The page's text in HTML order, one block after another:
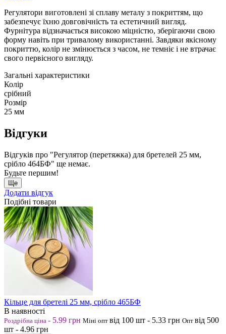
Регулятори виготовлені зі сплаву металу з покриттям, що
забезпечує їхню довговічність та естетичний вигляд.
Фурнітура відзначається високою міцністю, зберігаючи свою
форму навіть при тривалому використанні. Завдяки якісному
покриттю, колір не змінюється з часом, не темніє і не втрачає
свого первісного вигляду.
Загальні характеристики
Колір
срібний
Розмір
25 мм
Відгуки
Відгуків про "Регулятор (перетяжка) для бретелей 25 мм,
срібло 464БФ" ще немає.
Будьте першим!
Ще
Додати відгук
Подібні товари
Кільце для бретелі 25 мм, срібло 465БФ
В наявності
Роздрібна ціна - 5.99 грн Міні опт від 100 шт - 5.33 грн Опт від 500
шт - 4.96 грн